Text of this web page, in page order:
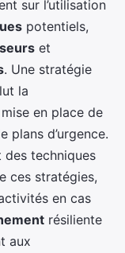
sur l’utilisation
potentiels,
et
. Une stratégie
la
en place de
plans d’urgence.
techniques
ces stratégies,
en cas
résiliente
aux